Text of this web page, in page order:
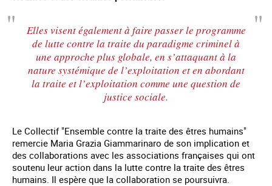
Elles visent également à faire passer le programme
de lutte contre la traite du paradigme criminel à
une approche plus globale, en s’attaquant à la
nature systémique de l’exploitation et en abordant
la traite et l’exploitation comme une question de
justice sociale.
Le Collectif "Ensemble contre la traite des êtres humains"
remercie Maria Grazia Giammarinaro de son implication et
des collaborations avec les associations françaises qui ont
soutenu leur action dans la lutte contre la traite des êtres
humains. Il espère que la collaboration se poursuivra.